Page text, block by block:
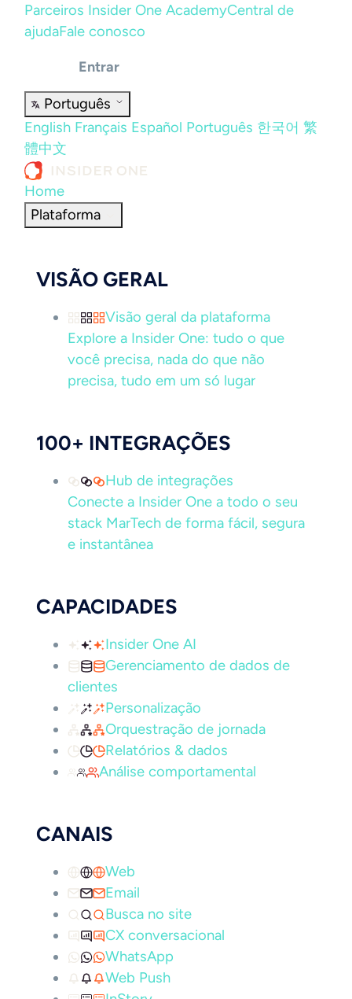
Parceiros Insider One AcademyCentral de
ajudaFale conosco
Entrar
Português
English Français Español Português 한국어 繁
體中文
Home
Plataforma
VISÃO GERAL
Visão geral da plataforma
Explore a Insider One: tudo o que
você precisa, nada do que não
precisa, tudo em um só lugar
100+ INTEGRAÇÕES
Hub de integrações
Conecte a Insider One a todo o seu
stack MarTech de forma fácil, segura
e instantânea
CAPACIDADES
Insider One AI
Gerenciamento de dados de
clientes
Personalização
Orquestração de jornada
Relatórios & dados
Análise comportamental
CANAIS
Web
Email
Busca no site
CX conversacional
WhatsApp
Web Push